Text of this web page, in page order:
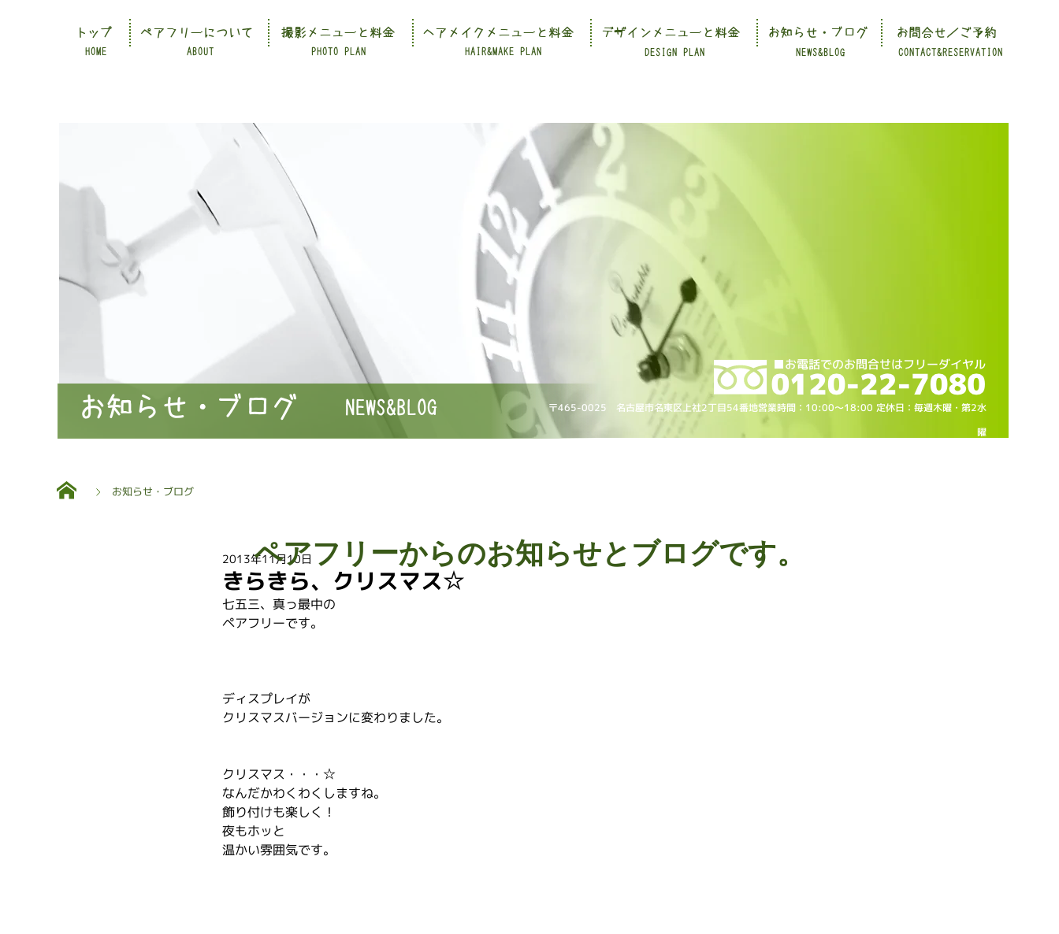
CONTACT&RESERVATION
HOME ABOUT PHOTO PLAN HAIR&MAKE PLAN DESIGN PLAN NEWS&BLOG
トップ ペアフリーについて 撮影メニューと料金 ヘアメイクメニューと料金 デザインメニューと料金 お知らせ・ブログ お問合せ／ご予約
〒465-0025 名古屋市名東区上社2丁目54番地営業時間：10:00～18:00 定休日：毎週木曜・第2水
曜
NEWS&BLOG
お知らせ・ブログ
お知らせ・ブログ
きらきら、クリスマス☆
2013年11月10日
七五三、真っ最中の
ペアフリーです。
ディスプレイが
クリスマスバージョンに変わりました。
クリスマス・・・☆
なんだかわくわくしますね。
飾り付けも楽しく！
夜もホッと
温かい雰囲気です。
ペアフリーからのお知らせとブログです。